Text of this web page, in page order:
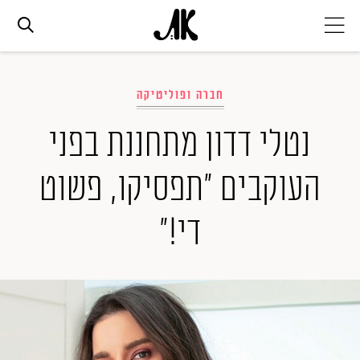
אופנה
ביוטי
סלבס
ערוצים נוספים
המגזין
חברה ופוליטיקה
נטלי דדון מתחננת בפני
העוקבים "תפסיקו, פשוט
די!"